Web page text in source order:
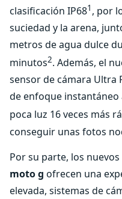
clasificación IP681 , por
suciedad y la arena,
metros de agua dulce
minutos2. Además, el
sensor de cámara Ultra
de enfoque
poca luz 16 veces más
conseguir unas fotos
Por su parte, los
moto g ofrecen una
elevada, sistemas de